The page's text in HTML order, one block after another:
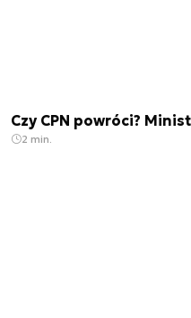
Czy CPN powróci?
2 min.